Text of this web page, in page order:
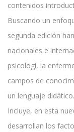
contenidos
Buscando un
segunda edición
nacionales e
psicologí, la
campos de
un lenguaje didático.
Incluye, en esta
desarrollan los